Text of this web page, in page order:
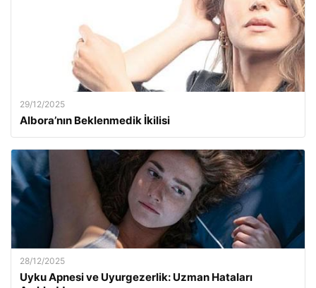
29/12/2025
Albora’nın Beklenmedik İkilisi
28/12/2025
Uyku Apnesi ve Uyurgezerlik: Uzman Hataları